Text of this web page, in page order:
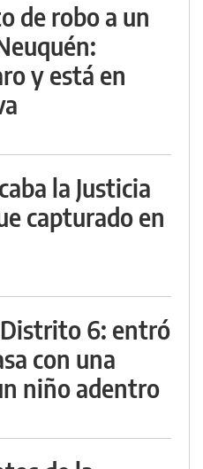
de robo a un
y está en
la Justicia
capturado en
6: entró
con una
niño adentro